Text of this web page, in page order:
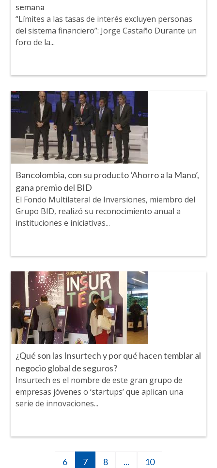
semana
“Límites a las tasas de interés excluyen personas
del sistema financiero”: Jorge Castaño Durante un
foro de la...
Bancolombia, con su producto ‘Ahorro a la Mano’,
gana premio del BID
El Fondo Multilateral de Inversiones, miembro del
Grupo BID, realizó su reconocimiento anual a
instituciones e iniciativas...
¿Qué son las Insurtech y por qué hacen temblar al
negocio global de seguros?
Insurtech es el nombre de este gran grupo de
empresas jóvenes o ‘startups’ que aplican una
serie de innovaciones...
Página
6
Página
7 Página
8
Siguiente
... 10
10